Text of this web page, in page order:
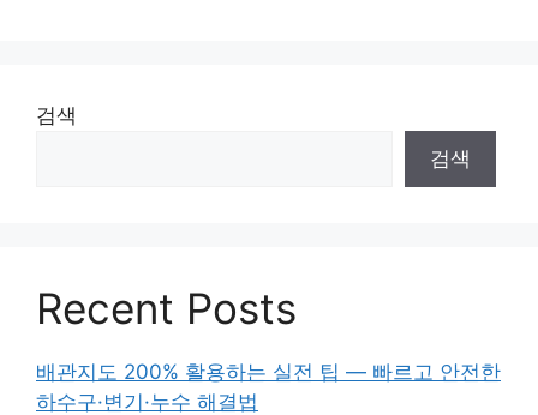
검색
검색
Recent Posts
배관지도 200% 활용하는 실전 팁 — 빠르고 안전한
하수구·변기·누수 해결법